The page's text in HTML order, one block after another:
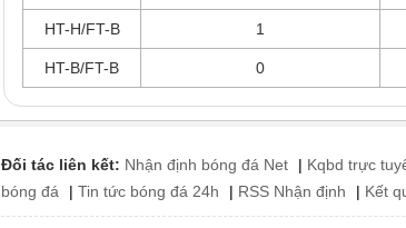
HT-H/FT-B 1
HT-B/FT-B 0
Đối tác liên kết: Nhận định bóng đá Net | Kqbd trực
bóng đá
| Tin tức bóng đá 24h | RSS Nhận định | Kết